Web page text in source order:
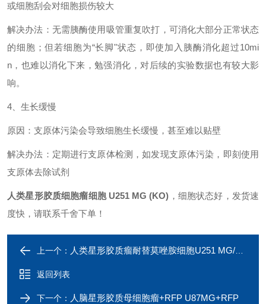
或细胞刮会对细胞损伤较大
解决办法：无需胰酶使用吸管重复吹打，可消化大部分正常状态
的细胞；但若细胞为“长脚"状态，即使加入胰酶消化超过10mi
n，也难以消化下来，勉强消化，对后续的实验数据也有较大影
响。
4、生长缓慢
原因：支原体污染会导致细胞生长缓慢，甚至难以贴壁
解决办法：定期进行支原体检测，如发现支原体污染，即刻使用
支原体去除试剂
人类星形胶质细胞瘤细胞 U251 MG (KO) ， 细胞状态好，发货速
度快，请联系千舍下单！
上一个： 人类星形胶质瘤耐替莫唑胺细胞U251 MG/TMZ
返回列表
下一个： 人脑星形胶质母细胞瘤+RFP U87MG+RFP